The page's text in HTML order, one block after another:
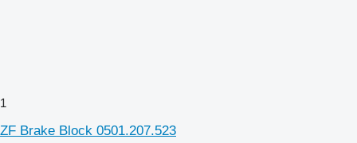
1
ZF Brake Block 0501.207.523